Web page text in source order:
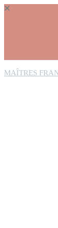
MAÎTRES
Panneau de